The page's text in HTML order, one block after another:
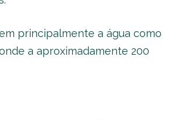
principalmente a água como
a aproximadamente 200